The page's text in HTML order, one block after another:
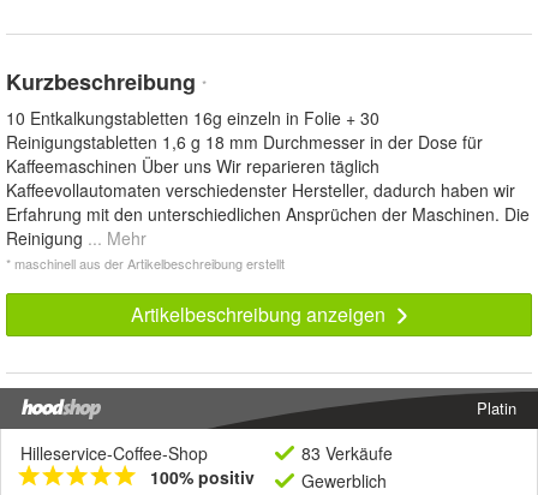
Kurzbeschreibung *
10 Entkalkungstabletten 16g einzeln in Folie + 30
Reinigungstabletten 1,6 g 18 mm Durchmesser in der Dose für
Kaffeemaschinen Über uns Wir reparieren täglich
Kaffeevollautomaten verschiedenster Hersteller, dadurch haben wir
Erfahrung mit den unterschiedlichen Ansprüchen der Maschinen. Die
Reinigung ... Mehr
* maschinell aus der Artikelbeschreibung erstellt
Artikelbeschreibung anzeigen
Platin
Hilleservice-Coffee-Shop
100% positiv
83 Verkäufe
Gewerblich